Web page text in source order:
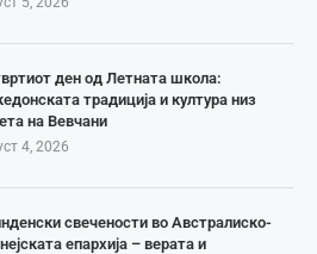
ден од Летната школа:
традиција и култура низ
на Вевчани
4, 2026
свечености во Австралиско-
епархија – верата и